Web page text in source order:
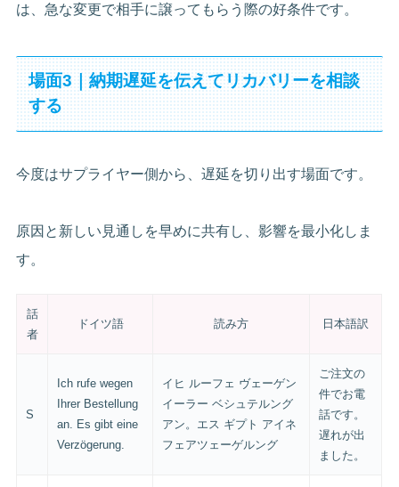
は、急な変更で相手に譲ってもらう際の好条件です。
場面3｜納期遅延を伝えてリカバリーを相談
する
今度はサプライヤー側から、遅延を切り出す場面です。
原因と新しい見通しを早めに共有し、影響を最小化しま
す。
話
者
ドイツ語 読み方 日本語訳
S
Ich rufe wegen
Ihrer Bestellung
an. Es gibt eine
Verzögerung.
イヒ ルーフェ ヴェーゲン
イーラー ベシュテルング
アン。エス ギプト アイネ
フェアツェーゲルング
ご注文の
件でお電
話です。
遅れが出
ました。